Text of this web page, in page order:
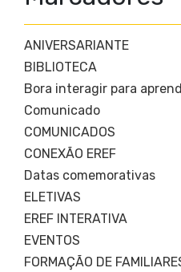
ANIVERSARIANTE
BIBLIOTECA
Bora interagir para
Comunicado
COMUNICADOS
CONEXÃO EREF
Datas comemorativas
ELETIVAS
EREF INTERATIVA
EVENTOS
FORMAÇÃO DE